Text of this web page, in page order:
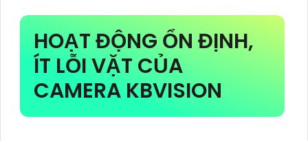
HOẠT ĐỘNG ỔN ĐỊNH,
ÍT LỖI VẶT CỦA
CAMERA KBVISION